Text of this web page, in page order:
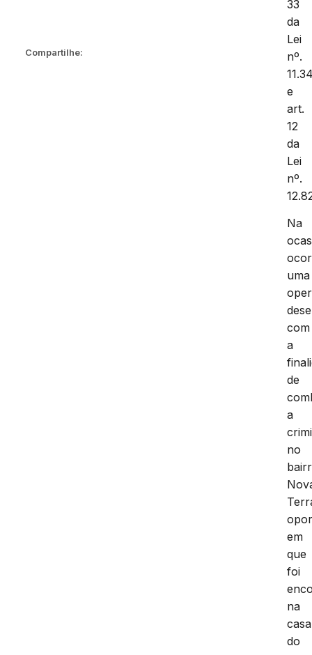
Compartilhe:
33
da
Lei
nº.
e
art.
12
da
Lei
nº.
Na
uma
com
a
de
a
no
em
que
foi
na
casa
do